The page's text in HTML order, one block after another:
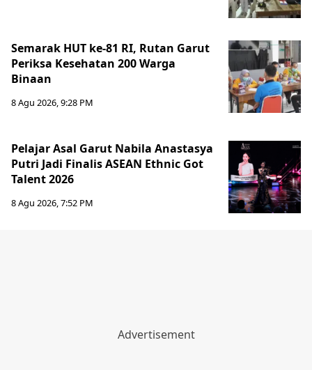
Semarak HUT ke-81 RI, Rutan Garut
Periksa Kesehatan 200 Warga
Binaan
8 Agu 2026, 9:28 PM
Pelajar Asal Garut Nabila Anastasya
Putri Jadi Finalis ASEAN Ethnic Got
Talent 2026
8 Agu 2026, 7:52 PM